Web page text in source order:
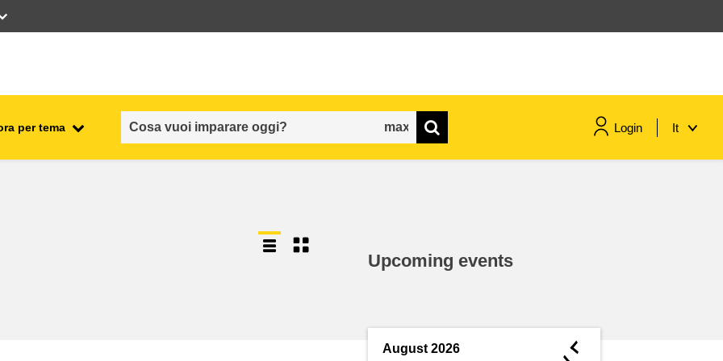
per tema Login It
sicurezza e protezione alimentare
conoscenze
Upcoming events
August 2026 ◄